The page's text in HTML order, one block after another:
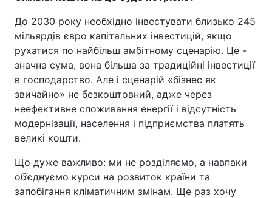
До 2030 року необхідно інвестувати близько 245
мільярдів євро капітальних інвестицій, якщо
рухатися по найбільш амбітному сценарію. Це -
значна сума, вона більша за традиційні інвестиції
в господарство. Але і сценарій «бізнес як
звичайно» не безкоштовний, адже через
неефективне споживання енергії і відсутність
модернізації, населення і підприємства платять
великі кошти.
Що дуже важливо: ми не розділяємо, а навпаки
об’єднуємо курси на розвиток країни та
запобігання кліматичним змінам. Ще раз хочу